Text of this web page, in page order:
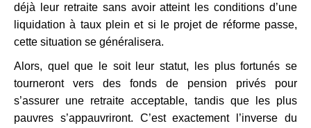
déjà leur retraite sans avoir atteint les conditions d’une
liquidation à taux plein et si le projet de réforme passe,
cette situation se généralisera.
Alors, quel que le soit leur statut, les plus fortunés se
tourneront vers des fonds de pension privés pour
s’assurer une retraite acceptable, tandis que les plus
pauvres s’appauvriront. C’est exactement l’inverse du